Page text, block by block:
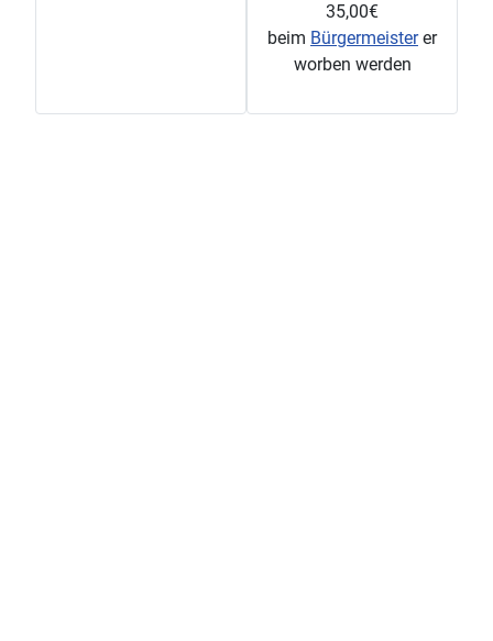
35,00€
beim Bürgermeisterer
worben werden